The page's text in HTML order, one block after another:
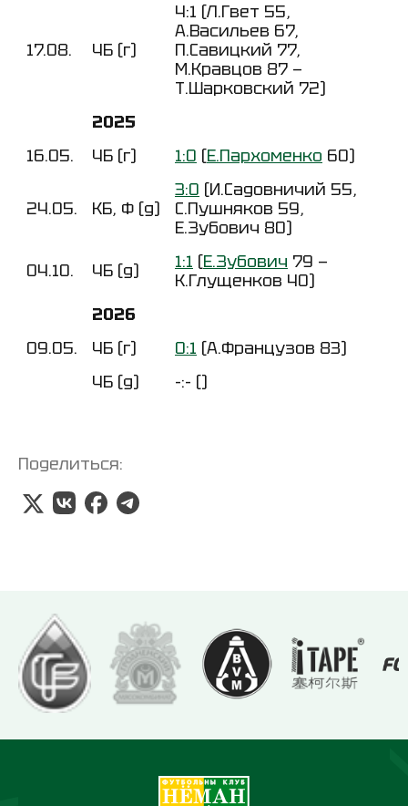
17.08. ЧБ (г)
4:1 (Л.Гвет 55,
А.Васильев 67,
П.Савицкий 77,
М.Кравцов 87 —
Т.Шарковский 72)
2025
16.05.
ЧБ (г) 1:0 (Е.Пархоменко 60)
24.05. КБ, Ф (д)
3:0 (И.Садовничий 55,
С.Пушняков 59,
Е.Зубович 80)
04.10. ЧБ (д) 1:1 (Е.Зубович 79 —
К.Глущенков 40)
2026
09.05.
ЧБ (г) 0:1 (А.Французов 83)
ЧБ (д)
-:- ()
Поделиться: